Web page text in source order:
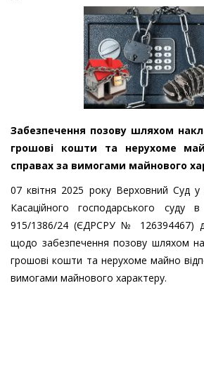
Забезпечення позову шляхом
грошові кошти та нерухоме
справах за вимогами майнового
07 квітня 2025 року Верховний Суд у
Касаційного господарського
915/1386/24 (ЄДРСРУ № 126394467)
щодо забезпечення позову шляхом
грошові кошти та нерухоме майно
вимогами майнового характеру.